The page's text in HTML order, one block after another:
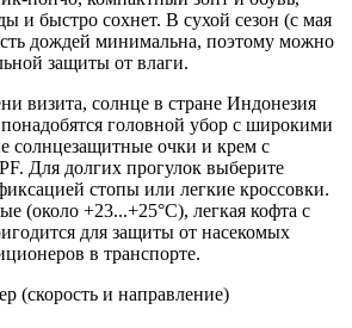
и быстро сохнет. В сухой сезон (с мая
дождей минимальна, поэтому можно
защиты от влаги.
визита, солнце в стране Индонезия
головной убор с широкими
солнцезащитные очки и крем с
Для долгих прогулок выберите
стопы или легкие кроссовки.
(около +23...+25°C), легкая кофта с
для защиты от насекомых
в транспорте.
(скорость и направление)